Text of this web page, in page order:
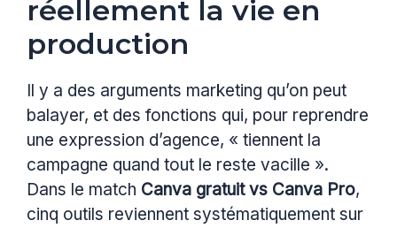
réellement la vie en
production
Il y a des arguments marketing qu’on peut
balayer, et des fonctions qui, pour reprendre
une expression d’agence, « tiennent la
campagne quand tout le reste vacille ».
Dans le match Canva gratuit vs Canva Pro,
cinq outils reviennent systématiquement sur